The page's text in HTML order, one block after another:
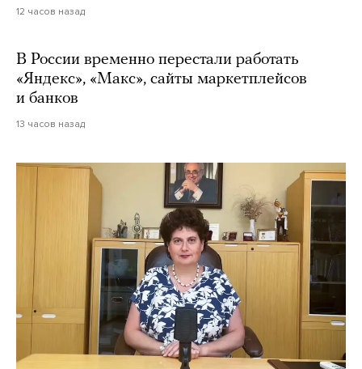
12 часов назад
В России временно перестали работать
«Яндекс», «Макс», сайты маркетплейсов
и банков
13 часов назад